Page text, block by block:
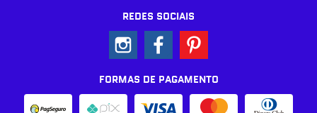
REDES SOCIAIS
FORMAS DE PAGAMENTO